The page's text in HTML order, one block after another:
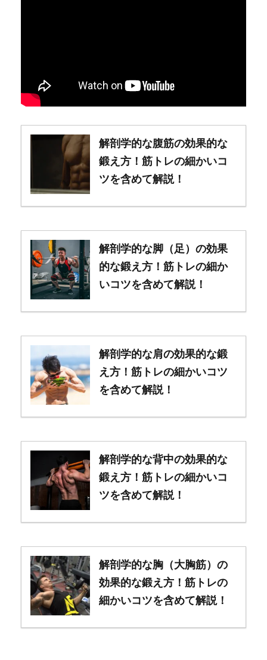
解剖学的な腹筋の効果的な
鍛え方！筋トレの細かいコ
ツを含めて解説！
解剖学的な脚（足）の効果
的な鍛え方！筋トレの細か
いコツを含めて解説！
解剖学的な肩の効果的な鍛
え方！筋トレの細かいコツ
を含めて解説！
解剖学的な背中の効果的な
鍛え方！筋トレの細かいコ
ツを含めて解説！
解剖学的な胸（大胸筋）の
効果的な鍛え方！筋トレの
細かいコツを含めて解説！